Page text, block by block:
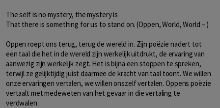
The self is no mystery, the mystery is
That there is something for us to stand on. (Oppen, World, World – )
Oppen roept ons terug, terug de wereld in. Zijn poëzie nadert tot
een taal die het in de wereld zijn werkelijk uitdrukt, de ervaring van
aanwezig zijn werkelijk zegt. Het is bijna een stoppen te spreken,
terwijl ze gelijktijdig juist daarmee de kracht van taal toont. We willen
onze ervaringen vertalen, we willen onszelf vertalen. Oppens poëzie
vertaalt met medeweten van het gevaar in die vertaling te
verdwalen.